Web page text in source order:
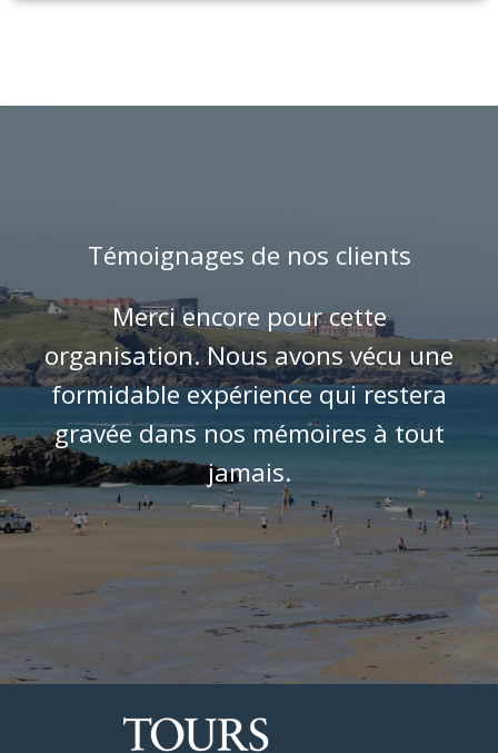
Témoignages de nos clients
Merci encore pour cette
organisation. Nous avons vécu une
formidable expérience qui restera
gravée dans nos mémoires à tout
jamais.